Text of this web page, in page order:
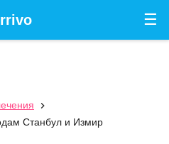
☰

Станбул и Измир